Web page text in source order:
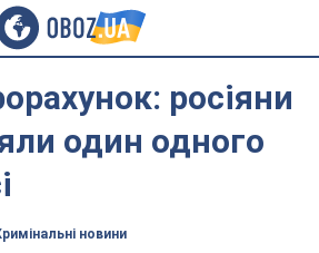
росіяни
один одного
новини